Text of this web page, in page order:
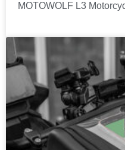
MOTOWOLF L3